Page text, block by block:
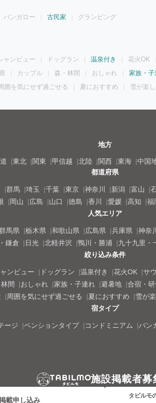
バンガロー 古民家 グランピング
ャンビュー ドッグラン 温泉付き 花火OK
カップル 森・林間 おしゃれ 家族・子
囲を気にせず過ごせる 夏におすすめ 雪が楽
地方
東北 関東 甲信越 北陸 関西 東海 中国
都道府県
群馬 埼玉 千葉 東京 神奈川 新潟 富山
岡山 広島 山口 徳島 香川 愛媛 高知 福
人気エリア
馬県 栃木県 和歌山県 広島県 兵庫県 神奈
鎌倉 日光 北軽井沢 鴨川・勝浦 九十九里・
絞り込み条件
ンビュー ドッグラン 温泉付き 花火OK サ
間 おしゃれ 家族・子連れ 避暑地 合宿・研
周囲を気にせず過ごせる 夏におすすめ 雪が
宿タイプ
ージ ペンションタイプ コンドミニアム バン
施設掲載者募
載申し込み
タビルモ